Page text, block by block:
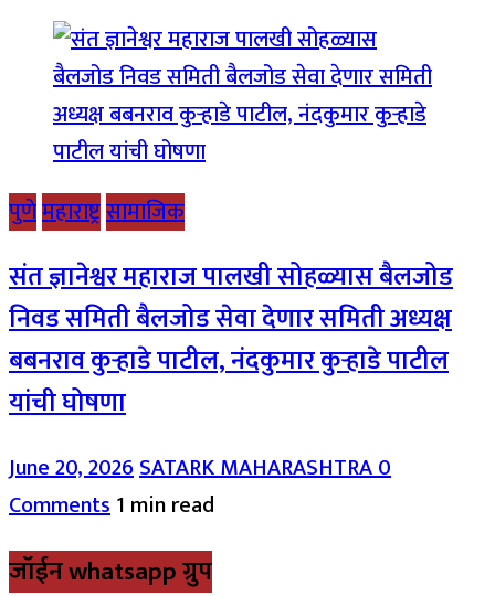
पुणेमहाराष्ट्रसामाजिक
संत ज्ञानेश्वर महाराज पालखी सोहळ्यास बैलजोड
निवड समिती बैलजोड सेवा देणार समिती अध्यक्ष
बबनराव कुऱ्हाडे पाटील, नंदकुमार कुऱ्हाडे पाटील
यांची घोषणा
June 20, 2026SATARK MAHARASHTRA0
Comments1 min read
जॉईन whatsapp ग्रुप